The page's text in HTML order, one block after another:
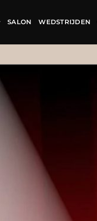
SALON WEDSTRIJDEN